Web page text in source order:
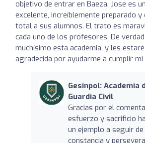
objetivo de entrar en Baeza. Jose es
excelente, increíblemente preparado y
total a sus alumnos. El trato es
cada uno de los profesores. De
muchísimo esta academia, y les
agradecida por ayudarme a cumplir mi
Gesinpol: Academia
Guardia Civil
Gracias por el
esfuerzo y sacrificio
un ejemplo a seguir
constancia y